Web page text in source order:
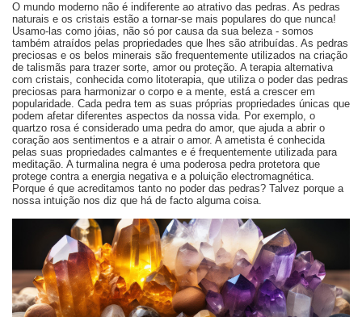
O mundo moderno não é indiferente ao atrativo das pedras. As pedras
naturais e os cristais estão a tornar-se mais populares do que nunca!
Usamo-las como jóias, não só por causa da sua beleza - somos
também atraídos pelas propriedades que lhes são atribuídas. As pedras
preciosas e os belos minerais são frequentemente utilizados na criação
de talismãs para trazer sorte, amor ou proteção. A terapia alternativa
com cristais, conhecida como litoterapia, que utiliza o poder das pedras
preciosas para harmonizar o corpo e a mente, está a crescer em
popularidade. Cada pedra tem as suas próprias propriedades únicas que
podem afetar diferentes aspectos da nossa vida. Por exemplo, o
quartzo rosa é considerado uma pedra do amor, que ajuda a abrir o
coração aos sentimentos e a atrair o amor. A ametista é conhecida
pelas suas propriedades calmantes e é frequentemente utilizada para
meditação. A turmalina negra é uma poderosa pedra protetora que
protege contra a energia negativa e a poluição electromagnética.
Porque é que acreditamos tanto no poder das pedras? Talvez porque a
nossa intuição nos diz que há de facto alguma coisa.